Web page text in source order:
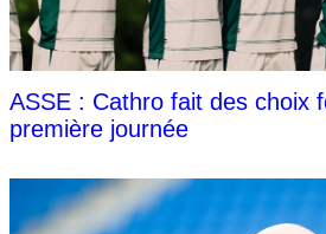
ASSE : Cathro fait des choix
première journée